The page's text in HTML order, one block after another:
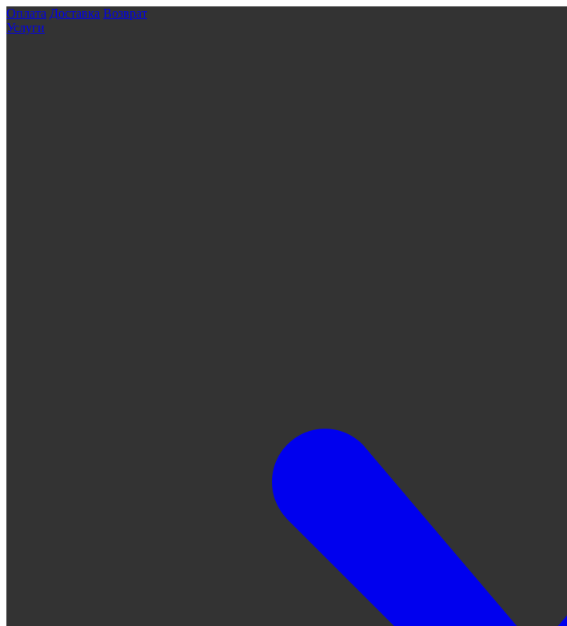
Оплата Доставка Возврат
Услуги